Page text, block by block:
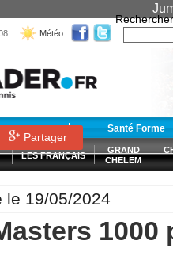
Météo
Rechercher
Santé Forme
LES FRANÇAIS
GRAND
CHELEM
Partager
le 19/05/2024
1000